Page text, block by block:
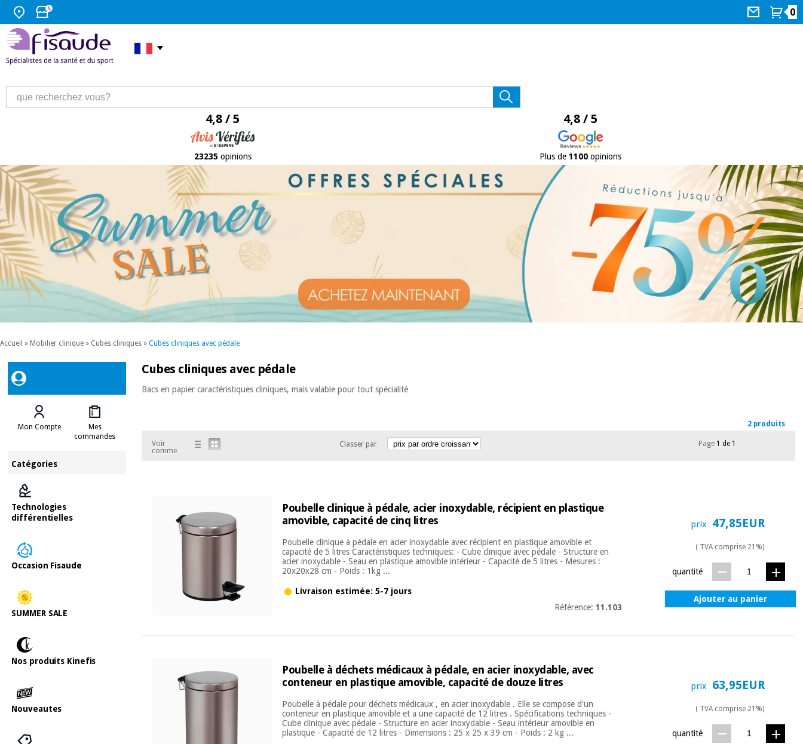
0
4,8 / 5
23235 opinions
4,8 / 5
Plus de 1100opinions
Accueil » Mobilier clinique » Cubes cliniques » Cubes cliniques avec pédale
Mon Compte
Mes
commandes
Catégories
Technologies
différentielles
Occasion Fisaude
SUMMER SALE
Nos produits Kinefis
Nouveautes
Cubes cliniques avec pédale
Bacs en papier caractéristiques cliniques, mais valable pour tout spécialité
2 produits
Voir
comme
Classer par Page1 de 1
Poubelle clinique à pédale, acier inoxydable, récipient en plastique
amovible, capacité de cinq litres
Poubelle clinique à pédale en acier inoxydable avec récipient en plastique amovible et
capacité de 5 litres Caractéristiques techniques: - Cube clinique avec pédale - Structure en
acier inoxydable - Seau en plastique amovible intérieur - Capacité de 5 litres - Mesures :
20x20x28 cm - Poids : 1kg ...
Livraison estimée: 5-7 jours
Référence: 11.103
prix 47,85EUR
( TVA comprise 21%)
quantité
Ajouter au panier
Poubelle à déchets médicaux à pédale, en acier inoxydable, avec
conteneur en plastique amovible, capacité de douze litres
Poubelle à pédale pour déchets médicaux , en acier inoxydable . Elle se compose d'un
conteneur en plastique amovible et a une capacité de 12 litres . Spécifications techniques -
Cube clinique avec pédale - Structure en acier inoxydable - Seau intérieur amovible en
plastique - Capacité de 12 litres - Dimensions : 25 x 25 x 39 cm - Poids : 2 kg ...
prix 63,95EUR
( TVA comprise 21%)
quantité